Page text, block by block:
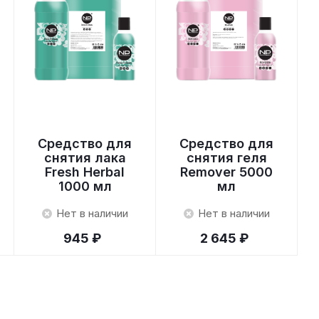
Средство для
снятия лака
Fresh Herbal
1000 мл
Нет в наличии
945 ₽
Средство для
снятия геля
Remover 5000
мл
Нет в наличии
2 645 ₽